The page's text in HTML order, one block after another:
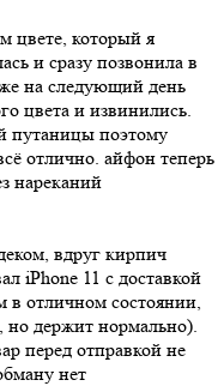
цвете, который я
и сразу позвонила в
на следующий день
цвета и извинились.
путаницы поэтому
отлично. айфон теперь
нареканий
вдруг кирпич
iPhone 11 с доставкой
отличном состоянии,
но держит нормально).
перед отправкой не
нет